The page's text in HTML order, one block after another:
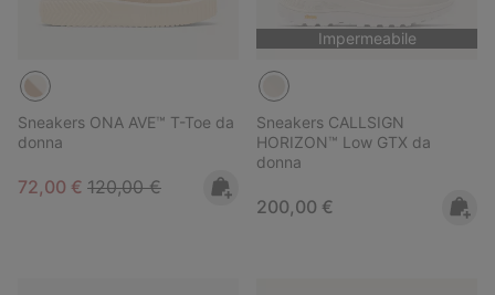
Sneakers ONA AVE™ T-Toe da
donna
Sale price:
72,00 € Regular price:
120,00 €
Impermeabile
Sneakers CALLSIGN
HORIZON™ Low GTX da
donna
Regular price:
200,00 €